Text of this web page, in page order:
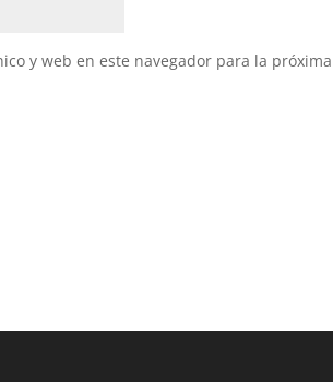
y web en este navegador para la